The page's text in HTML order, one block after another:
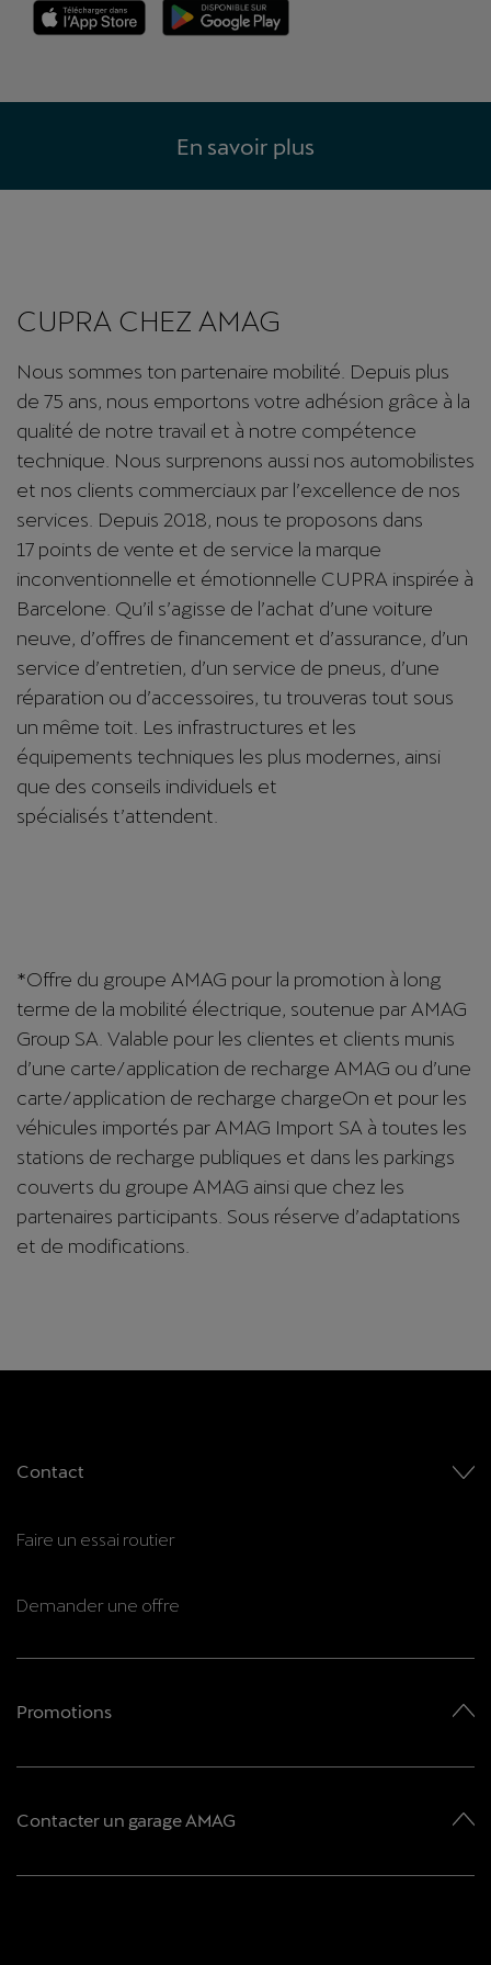
En savoir plus
CUPRA CHEZ AMAG
Nous sommes ton partenaire mobilité. Depuis plus
de 75 ans, nous emportons votre adhésion grâce à la
qualité de notre travail et à notre compétence
technique. Nous surprenons aussi nos automobilistes
et nos clients commerciaux par l’excellence de nos
services. Depuis 2018, nous te proposons dans
17 points de vente et de service la marque
inconventionnelle et émotionnelle CUPRA inspirée à
Barcelone. Qu’il s’agisse de l’achat d’une voiture
neuve, d’offres de financement et d’assurance, d’un
service d’entretien, d’un service de pneus, d’une
réparation ou d’accessoires, tu trouveras tout sous
un même toit. Les infrastructures et les
équipements techniques les plus modernes, ainsi
que des conseils individuels et
spécialisés t’attendent.
*Offre du groupe AMAG pour la promotion à long
terme de la mobilité électrique, soutenue par AMAG
Group SA. Valable pour les clientes et clients munis
d’une carte/application de recharge AMAG ou d’une
carte/application de recharge chargeOn et pour les
véhicules importés par AMAG Import SA à toutes les
stations de recharge publiques et dans les parkings
couverts du groupe AMAG ainsi que chez les
partenaires participants. Sous réserve d’adaptations
et de modifications.
Contact
Faire un essai routier
Demander une offre
Promotions
Contacter un garage AMAG